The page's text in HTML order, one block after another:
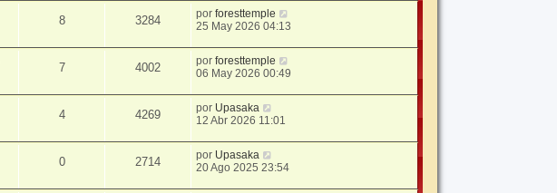
8 3284 porforesttemple
25 May 2026 04:13
7 4002 porforesttemple
06 May 2026 00:49
4 4269 por Upasaka
12 Abr 2026 11:01
0 2714 por Upasaka
20 Ago 2025 23:54